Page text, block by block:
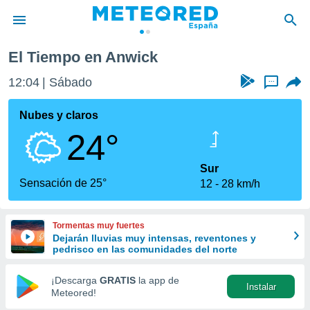
de
por
que se
calidad.
a este
las
y
forma
digital
basada
El Tiempo en Anwick
12:04 Sábado ...
Nubes y claros
24°
Sensación de 25°
Sur
12
28 km/h
Tormentas muy fuertes
Dejarán lluvias muy intensas, reventones y
pedrisco en las comunidades del norte
¡Descarga GRATIS la app de
Meteored!
Instalar